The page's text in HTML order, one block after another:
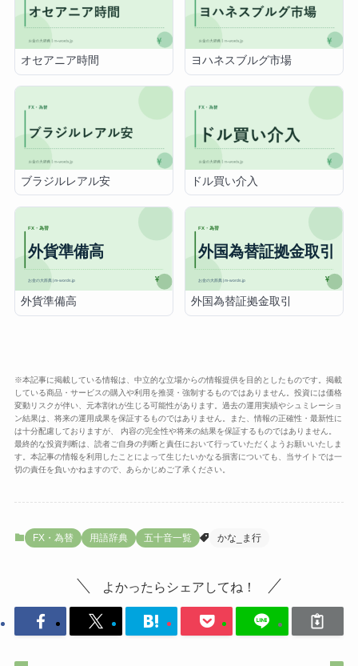
オセアニア時間 ヨハネスブルグ市場
ブラジルレアル安 ドル買い介入
外貨準備高 外国為替証拠金取引
※本記事に掲載している情報は、中立的な立場からの情報提供を目的としたものです。掲載
している商品・サービスの購入や利用を推奨・強制するものではありません。投資には価格
変動リスクが伴い、元本割れが生じる可能性があります。過去の運用実績やシュミレーショ
ン結果は、将来の運用成果を保証するものではありません。また、情報の正確性・最新性に
は十分配慮しておりますが、 内容の完全性や将来の結果を保証するものではありません。
最終的な投資判断は、読者ご自身の判断と責任において行っていただくようお願いいたしま
す。本記事の情報を利用したことによって生じたいかなる損害についても、当サイトでは一
切の責任を負いかねますので、あらかじめご了承ください。
FX・為替 用語辞典 五十音一覧 かな_ま行
よかったらシェアしてね！